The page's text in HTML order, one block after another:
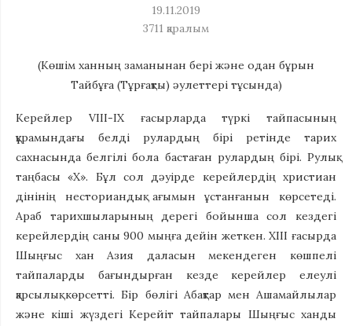
19.11.2019
3711 қаралым
(Көшім ханның заманынан бері және одан бұрын
Тайбұға (Тұрғақты) әулеттері тұсында)
Керейлер VIII-IX ғасырларда түркі тайпасының
құрамындағы белді рулардың бірі ретінде тарих
сахнасында белгілі бола бастаған рулардың бірі. Рулық
таңбасы «X». Бұл сол дәуірде керейлердің христиан
дінінің несториандық ағымын ұстанғанын көрсетеді.
Араб тарихшыларының дерегі бойынша сол кездегі
керейлердің саны 900 мыңға дейін жеткен. XIII ғасырда
Шыңғыс хан Азия даласын мекендеген көшпелі
тайпаларды бағындырған кезде керейлер елеулі
қарсылық көрсетті. Бір бөлігі Абақтар мен Ашамайлылар
және кіші жүздегі Керейіт тайпалары Шыңғыс ханды